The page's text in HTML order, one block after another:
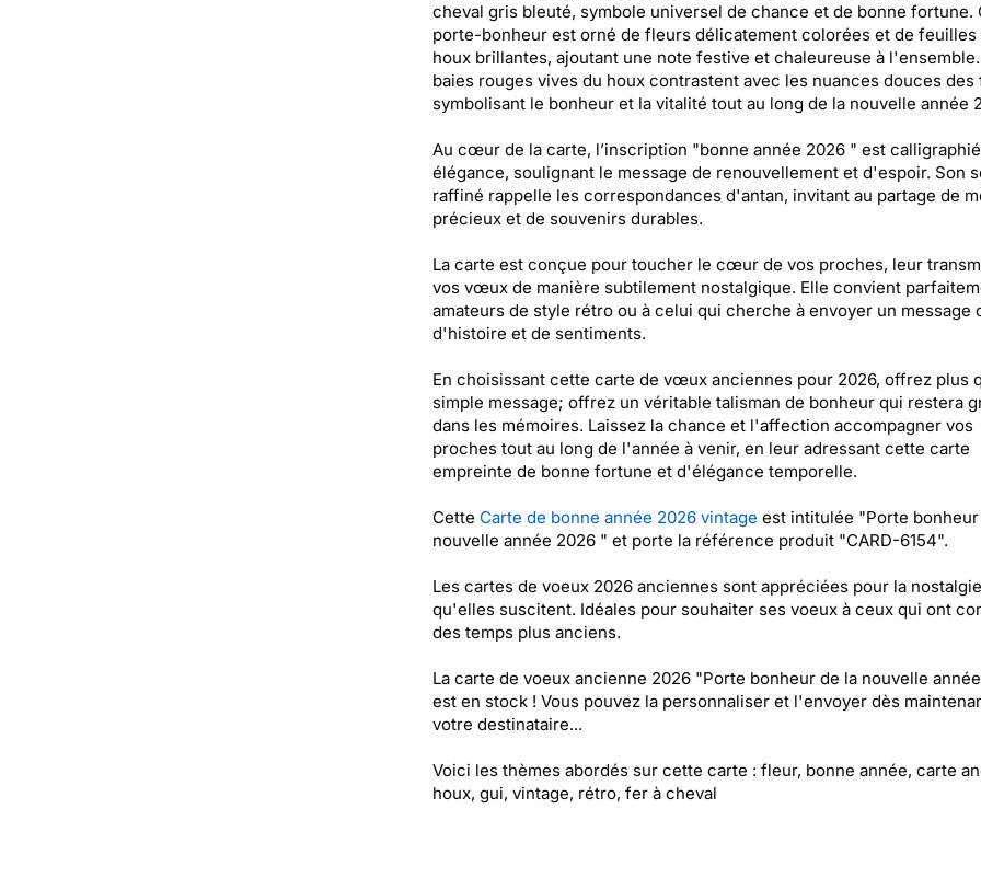
cheval gris bleuté, symbole universel de chance et de bonne fortune.
porte-bonheur est orné de fleurs délicatement colorées et de feuilles
houx brillantes, ajoutant une note festive et chaleureuse à
baies rouges vives du houx contrastent avec les nuances douces des
symbolisant le bonheur et la vitalité tout au long de la nouvelle année
Au cœur de la carte, l’inscription "bonne année 2026 " est
élégance, soulignant le message de renouvellement et d'espoir. Son
raffiné rappelle les correspondances d'antan, invitant au partage de
précieux et de souvenirs durables.
La carte est conçue pour toucher le cœur de vos proches, leur
vos vœux de manière subtilement nostalgique. Elle convient
amateurs de style rétro ou à celui qui cherche à envoyer un message
d'histoire et de sentiments.
En choisissant cette carte de vœux anciennes pour 2026, offrez plus
simple message; offrez un véritable talisman de bonheur qui restera
dans les mémoires. Laissez la chance et l'affection accompagner vos
proches tout au long de l'année à venir, en leur adressant cette carte
empreinte de bonne fortune et d'élégance temporelle.
Cette Carte de bonne année 2026 vintage est intitulée "Porte bonheur
nouvelle année 2026 " et porte la référence produit "CARD-6154".
Les cartes de voeux 2026 anciennes sont appréciées pour la nostalgie
qu'elles suscitent. Idéales pour souhaiter ses voeux à ceux qui ont
des temps plus anciens.
La carte de voeux ancienne 2026 "Porte bonheur de la nouvelle
est en stock ! Vous pouvez la personnaliser et l'envoyer dès
votre destinataire...
Voici les thèmes abordés sur cette carte : fleur, bonne année, carte
houx, gui, vintage, rétro, fer à cheval